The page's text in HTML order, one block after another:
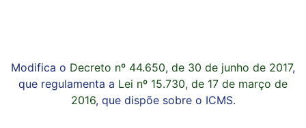
Modifica o Decreto nº 44.650, de 30 de junho de 2017,
que regulamenta a Lei nº 15.730, de 17 de março de
2016, que dispõe sobre o ICMS.